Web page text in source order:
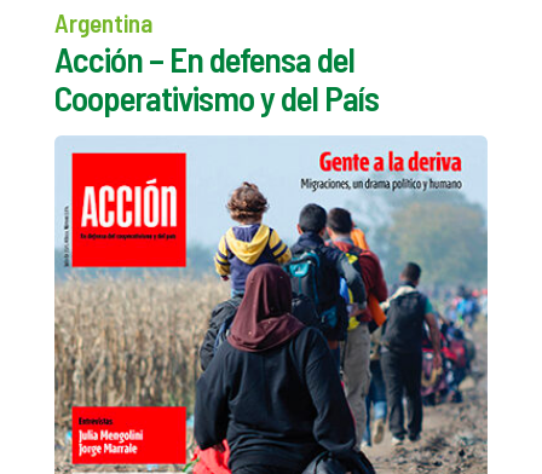
Argentina
Acción – En defensa del
Cooperativismo y del País